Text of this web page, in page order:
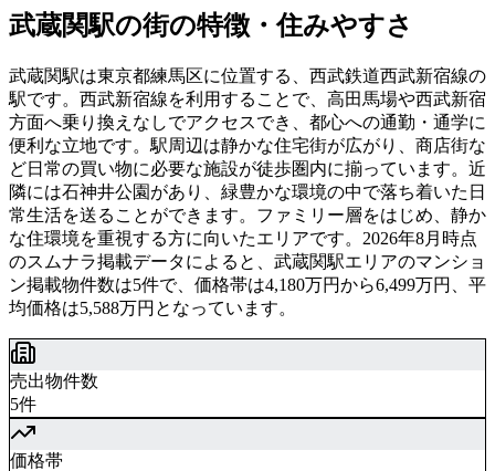
武蔵関駅の街の特徴・住みやすさ
武蔵関駅は東京都練馬区に位置する、西武鉄道西武新宿線の
駅です。西武新宿線を利用することで、高田馬場や西武新宿
方面へ乗り換えなしでアクセスでき、都心への通勤・通学に
便利な立地です。駅周辺は静かな住宅街が広がり、商店街な
ど日常の買い物に必要な施設が徒歩圏内に揃っています。近
隣には石神井公園があり、緑豊かな環境の中で落ち着いた日
常生活を送ることができます。ファミリー層をはじめ、静か
な住環境を重視する方に向いたエリアです。2026年8月時点
のスムナラ掲載データによると、武蔵関駅エリアのマンショ
ン掲載物件数は5件で、価格帯は4,180万円から6,499万円、平
均価格は5,588万円となっています。
売出物件数
5件
価格帯